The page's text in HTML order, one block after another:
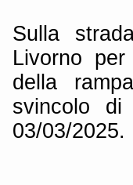
Sulla
Livorno
della
svincolo
03/03/2025.